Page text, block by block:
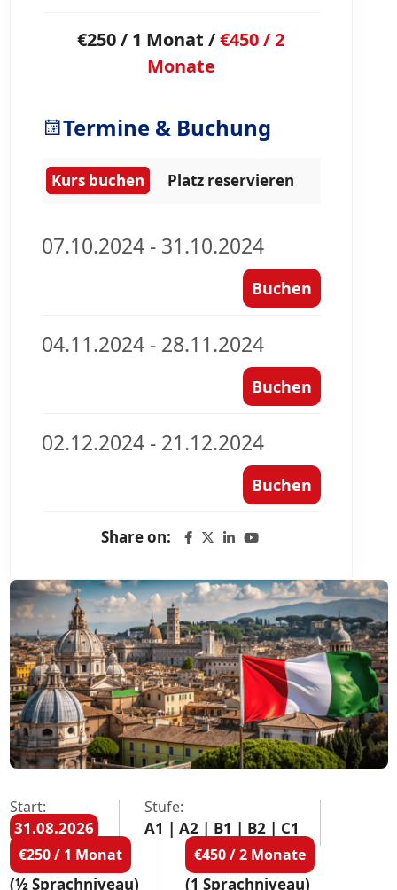
€250 / 1 Monat /€450 / 2
Monate
Termine & Buchung
Kurs buchen Platz reservieren
07.10.2024 - 31.10.2024
Buchen
04.11.2024 - 28.11.2024
Buchen
02.12.2024 - 21.12.2024
Buchen
Share on:
Start:
31.08.2026
Stufe:
A1 | A2 | B1 | B2 | C1
€250 / 1 Monat
(½ Sprachniveau)
€450 / 2 Monate
(1 Sprachniveau)